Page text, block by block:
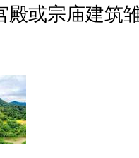
殿或宗庙建